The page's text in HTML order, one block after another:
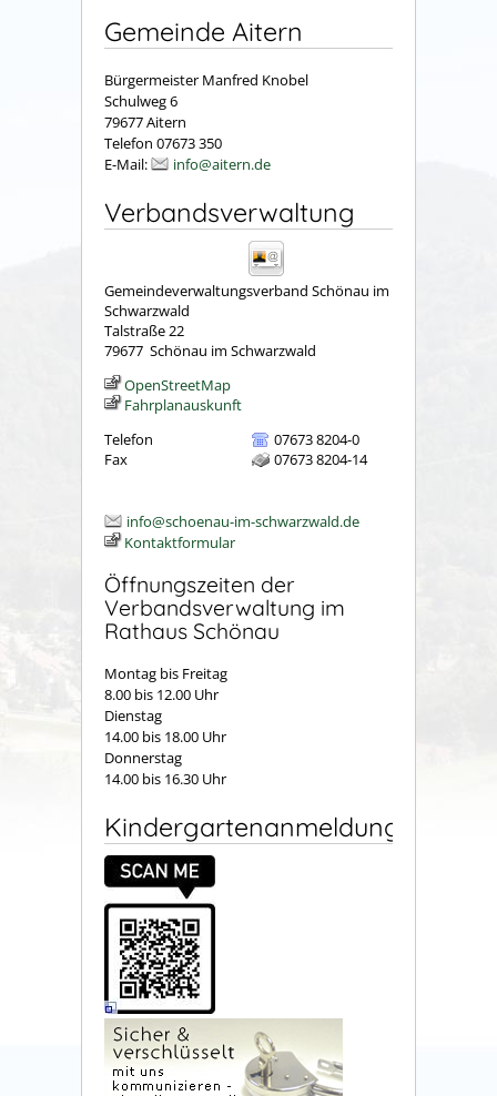
Gemeinde Aitern
Bürgermeister Manfred Knobel
Schulweg 6
79677 Aitern
Telefon 07673 350
E-Mail:
info@aitern.de
Verbandsverwaltung
Gemeindeverwaltungsverband Schönau im
Schwarzwald
Talstraße 22
79677 Schönau im Schwarzwald
OpenStreetMap
Fahrplanauskunft
Telefon
07673 8204-0
Fax
07673 8204-14
info@schoenau-im-schwarzwald.de
Kontaktformular
Öffnungszeiten der
Verbandsverwaltung im
Rathaus Schönau
Montag bis Freitag
8.00 bis 12.00 Uhr
Dienstag
14.00 bis 18.00 Uhr
Donnerstag
14.00 bis 16.30 Uhr
Kindergartenanmeldung